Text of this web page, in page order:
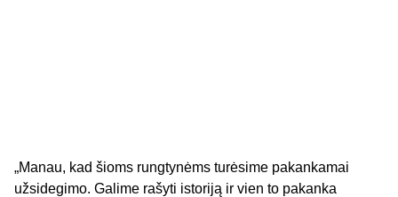
„Manau, kad šioms rungtynėms turėsime pakankamai
užsidegimo. Galime rašyti istoriją ir vien to pakanka